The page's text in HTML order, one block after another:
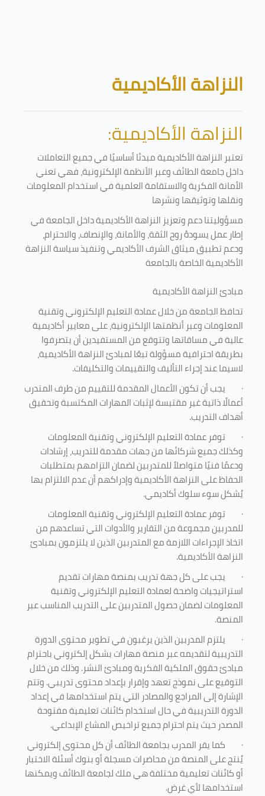
الكتل
النزاهة الأكاديمية
النزاهة الأكاديمية:
تعتبر النزاهة الأكاديمية مبدئا أساسيًا في جميع التعاملات
داخل جامعة الطائف وعبر الأنظمة الإلكترونية، فهي تعني
الأمانة الفكرية والاستقامة العلمية في استخدام المعلومات
ونقلها وتوثيقها ونشرها
مسؤوليتنا دعم وتعزيز النزاهة الأكاديمية داخل الجامعة في
إطار عمل يسودهُ روح الثقة، والأمانة، والإنصاف، والاحترام،
ودعم تطبيق ميثاق الشرف الأكاديمي وتنفيذ سياسة النزاهة
الأكاديمية الخاصة بالجامعة
مبادئ النزاهة الأكاديمية
تحافظ الجامعة من خلال عمادة التعليم الإلكتروني وتقنية
المعلومات وعبر أنظمتها الإلكترونية، على معايير أكاديمية
عالية في مساقاتها وتتوقع من المستفيدين أن يتصرفوا
بطريقة احترافية مسؤولة تبعًا لمبادئ النزاهة الأكاديمية،
لاسيما عند إجراء التأليف والتقييمات والتكليفات.
· يجب أن تكون الأعمال المقدمة للتقييم من طرف المتدرب
أعمالًا ذاتية غير مقتبسة لإثبات المهارات المكتسبة وتحقيق
أهداف التدريب.
· توفر عمادة التعليم الإلكتروني وتقنية المعلومات
وكذلك جميع شركائها من جهات مقدمة للتدريب، إرشادات
ودعمًا فنيًا متواصلاً للمتدربين لضمان التزامهم بمتطلبات
الحفاظ على النزاهة الأكاديمية وإدراكهم أن عدم الالتزام بها
يُشكل سوء سلوك أكاديمي.
· توفر عمادة التعليم الإلكتروني وتقنية المعلومات
للمدربين مجموعة من التقارير والأدوات التي تساعدهم من
اتخاذ الإجراءات اللازمة مع المتدربين الذين لا يلتزمون بمبادئ
النزاهة الأكاديمية.
· يجب على كل جهة تدريب بمنصة مهارات تقديم
استراتيجيات واضحة لعمادة التعليم الإلكتروني وتقنية
المعلومات لضمان حصول المتدربين على التدريب المناسب عبر
المنصة.
· يلتزم المدربين الذين يرغبون في تطوير محتوى الدورة
التدريبية لتقديمه عبر منصة مهارات بشكل إلكتروني باحترام
مبادئ حقوق الملكية الفكرية ومبادئ النشر. وذلك من خلال
التوقيع على نموذج تعهد وإقرار بإعداد محتوى تدريبي. وتتم
الإشارة إلى المراجع والمصادر التي يتم استخدامها في إعداد
الدورة التدريبية في حال استخدام كائنات تعليمية مفتوحة
المصدر حيث يتم احترام جميع تراخيص المشاع الإبداعي.
· كما يقر المدرب بجامعة الطائف أن كل محتوى إلكتروني
يُنتج على المنصة من محاضرات مسجلة أو بنوك أسئلة الاختبار
أو كائنات تعليمية مختلفة هي ملك لجامعة الطائف ويمكنها
استخدامها لأي غرض.